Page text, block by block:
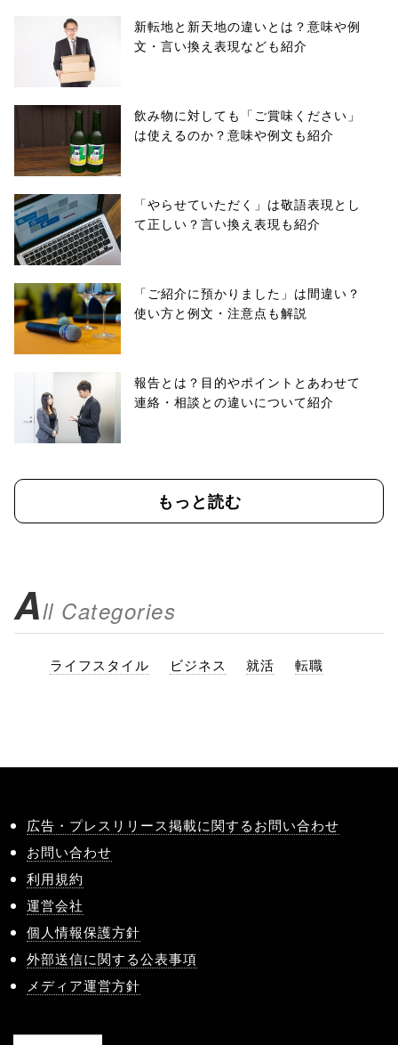
新転地と新天地の違いとは？意味や例
文・言い換え表現なども紹介
飲み物に対しても「ご賞味ください」
は使えるのか？意味や例文も紹介
「やらせていただく」は敬語表現とし
て正しい？言い換え表現も紹介
「ご紹介に預かりました」は間違い？
使い方と例文・注意点も解説
報告とは？目的やポイントとあわせて
連絡・相談との違いについて紹介
もっと読む
All Categories
ライフスタイル ビジネス 就活 転職
広告・プレスリリース掲載に関するお問い合わせ
お問い合わせ
利用規約
運営会社
個人情報保護方針
外部送信に関する公表事項
メディア運営方針